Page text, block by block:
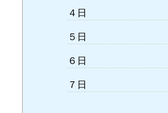
４日
５日
６日
７日